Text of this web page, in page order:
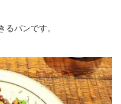
パンです。